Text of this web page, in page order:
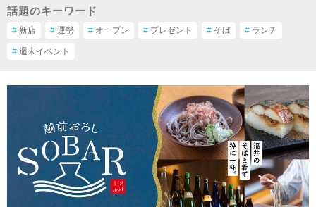
話題のキーワード
# 新店 # 運勢 # オープン # プレゼント # そば # ランチ
# 週末イベント